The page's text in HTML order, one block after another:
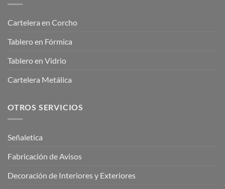
Cartelera en Corcho
Tablero en Fórmica
Tablero en Vidrio
Cartelera Metálica
OTROS SERVICIOS
Señaletica
Fabricación de Avisos
Decoración de Interiores y Exteriores